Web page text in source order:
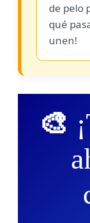
de pelo
qué
unen!
🎨